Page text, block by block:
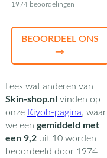
1974 beoordelingen
BEOORDEEL ONS
→
Lees wat anderen van
Skin-shop.nl vinden op
onze Kiyoh-pagina, waar
we een gemiddeld met
een 9,2uit 10worden
beoordeeld door 1974